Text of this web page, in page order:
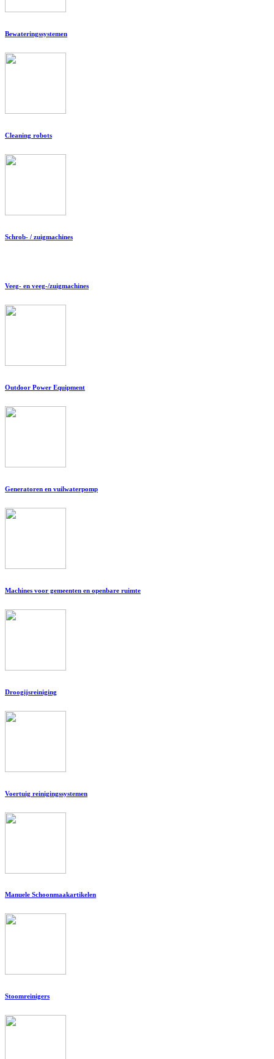
Bewateringssystemen
Cleaning robots
Schrob- / zuigmachines
Veeg- en veeg-/zuigmachines
Outdoor Power Equipment
Generatoren en vuilwaterpomp
Machines voor gemeenten en openbare ruimte
Droogijsreiniging
Voertuig reinigingssystemen
Manuele Schoonmaakartikelen
Stoomreinigers